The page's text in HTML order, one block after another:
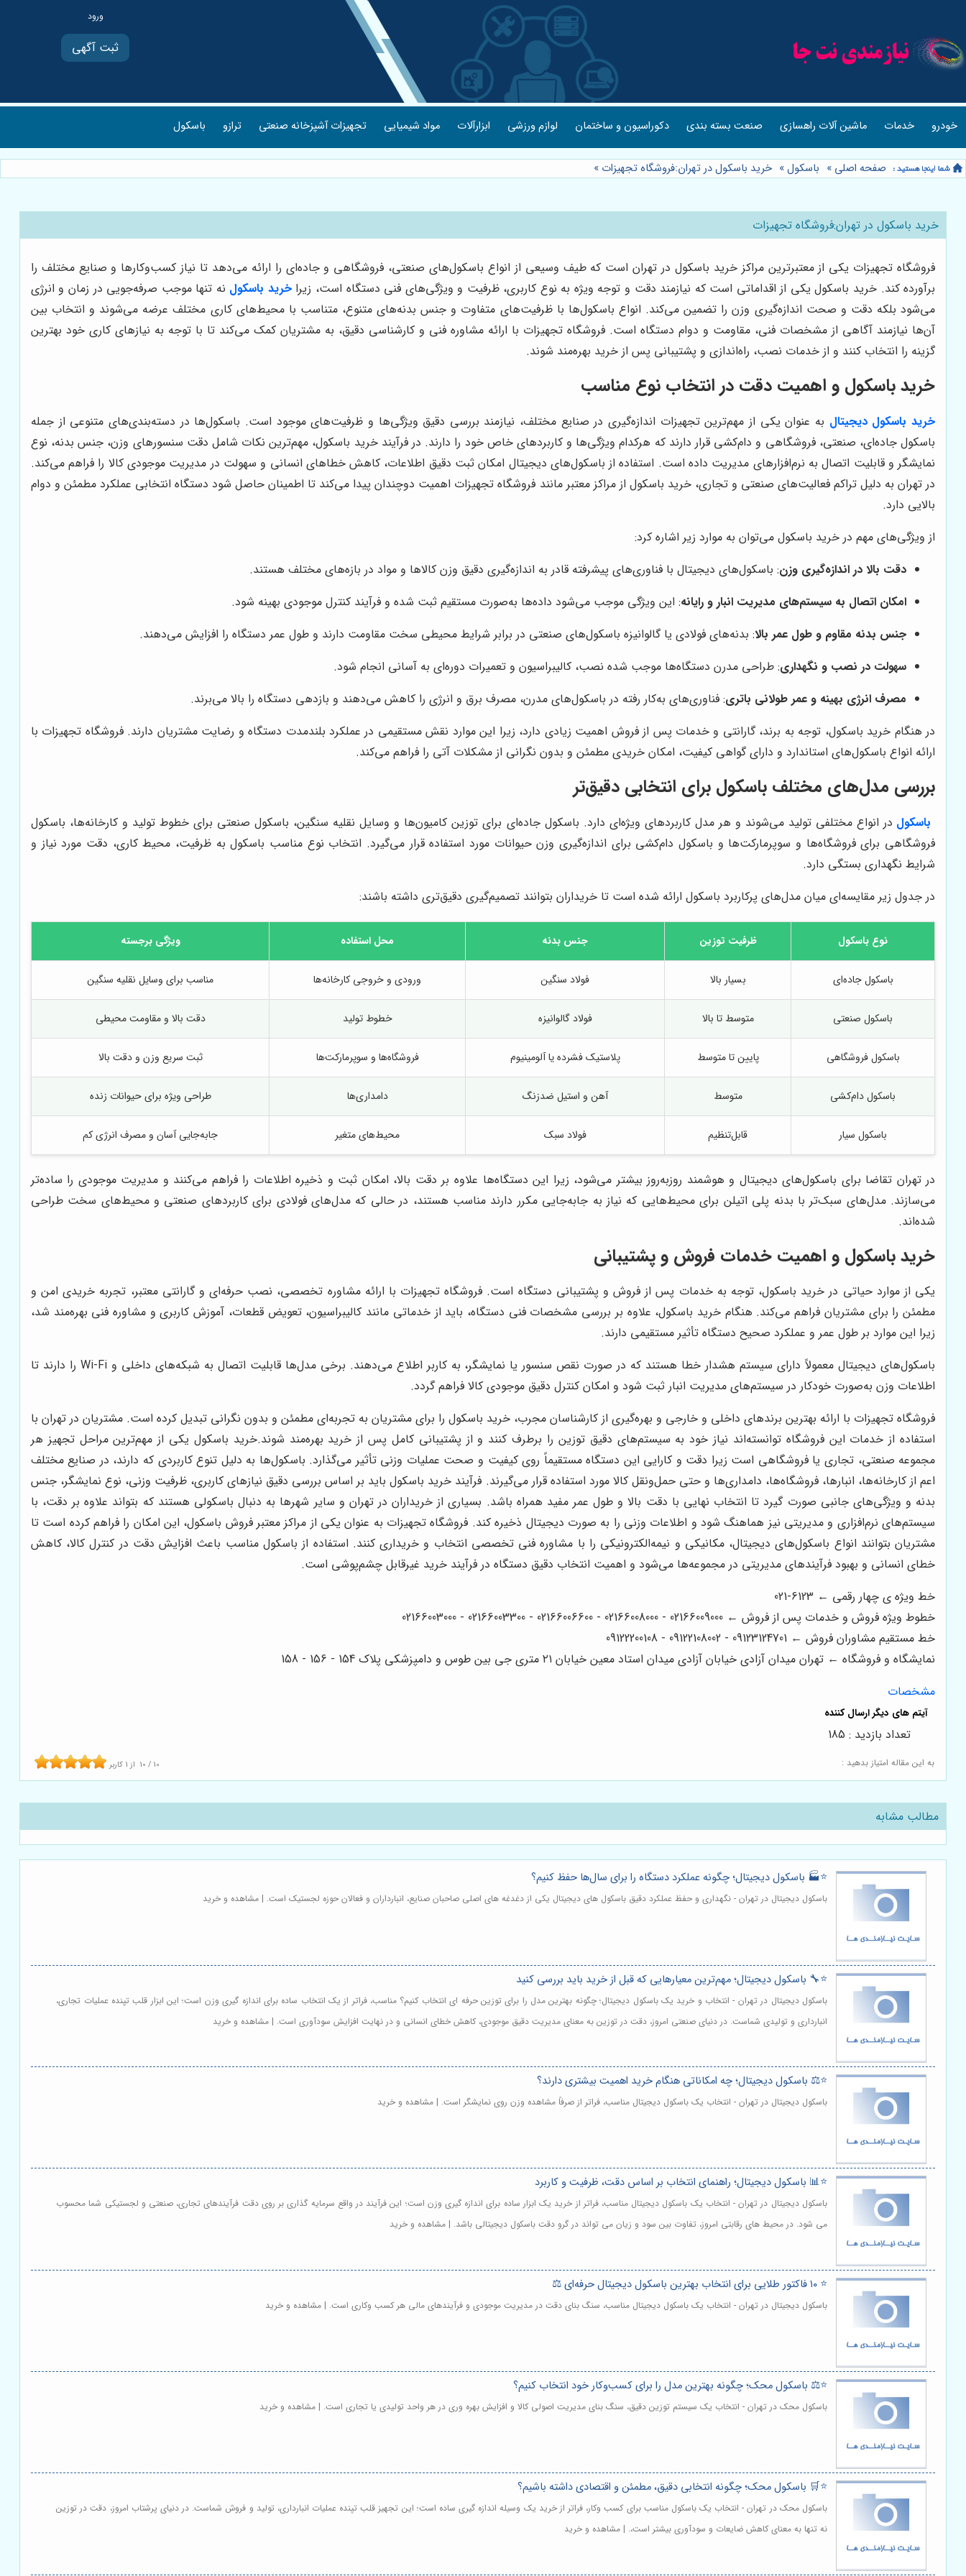
ثبت آگهی
خودرو خدمات ماشین آلات راهسازی صنعت بسته بندی دکوراسیون و ساختمان لوازم ورزشی ابزارآلات مواد شیمیایی تجهیزات آشپزخانه صنعتی ترازو باسکول
صفحه اصلی » باسکول» خرید باسکول در تهران:فروشگاه تجهیزات »
خرید باسکول در تهران:فروشگاه تجهیزات
فروشگاه تجهیزات یکی از معتبرترین مراکز خرید باسکول در تهران است که طیف وسیعی از انواع باسکول‌های صنعتی، فروشگاهی و جاده‌ای را ارائه می‌دهد تا نیاز کسب‌وکارها و صنایع مختلف را
برآورده کند. خرید باسکول یکی از اقداماتی است که نیازمند دقت و توجه ویژه به نوع کاربری، ظرفیت و ویژگی‌های فنی دستگاه است، زیراخرید باسکول نه تنها موجب صرفه‌جویی در زمان و انرژی
می‌شود بلکه دقت و صحت اندازه‌گیری وزن را تضمین می‌کند. انواع باسکول‌ها با ظرفیت‌های متفاوت و جنس بدنه‌های متنوع، متناسب با محیط‌های کاری مختلف عرضه می‌شوند و انتخاب بین
آن‌ها نیازمند آگاهی از مشخصات فنی، مقاومت و دوام دستگاه است. فروشگاه تجهیزات با ارائه مشاوره فنی و کارشناسی دقیق، به مشتریان کمک می‌کند تا با توجه به نیازهای کاری خود بهترین
گزینه را انتخاب کنند و از خدمات نصب، راه‌اندازی و پشتیبانی پس از خرید بهره‌مند شوند.
خرید باسکول و اهمیت دقت در انتخاب نوع مناسب
خرید باسکول دیجیتال به عنوان یکی از مهم‌ترین تجهیزات اندازه‌گیری در صنایع مختلف، نیازمند بررسی دقیق ویژگی‌ها و ظرفیت‌های موجود است. باسکول‌ها در دسته‌بندی‌های متنوعی از جمله
باسکول جاده‌ای، صنعتی، فروشگاهی و دام‌کشی قرار دارند که هرکدام ویژگی‌ها و کاربردهای خاص خود را دارند. در فرآیند خرید باسکول، مهم‌ترین نکات شامل دقت سنسورهای وزن، جنس بدنه، نوع
نمایشگر و قابلیت اتصال به نرم‌افزارهای مدیریت داده است. استفاده از باسکول‌های دیجیتال امکان ثبت دقیق اطلاعات، کاهش خطاهای انسانی و سهولت در مدیریت موجودی کالا را فراهم می‌کند.
در تهران به دلیل تراکم فعالیت‌های صنعتی و تجاری، خرید باسکول از مراکز معتبر مانند فروشگاه تجهیزات اهمیت دوچندان پیدا می‌کند تا اطمینان حاصل شود دستگاه انتخابی عملکرد مطمئن و دوام
بالایی دارد.
از ویژگی‌های مهم در خرید باسکول می‌توان به موارد زیر اشاره کرد:
دقت بالا در اندازه‌گیری وزن: باسکول‌های دیجیتال با فناوری‌های پیشرفته قادر به اندازه‌گیری دقیق وزن کالاها و مواد در بازه‌های مختلف هستند.
امکان اتصال به سیستم‌های مدیریت انبار و رایانه: این ویژگی موجب می‌شود داده‌ها به‌صورت مستقیم ثبت شده و فرآیند کنترل موجودی بهینه شود.
جنس بدنه مقاوم و طول عمر بالا: بدنه‌های فولادی یا گالوانیزه باسکول‌های صنعتی در برابر شرایط محیطی سخت مقاومت دارند و طول عمر دستگاه را افزایش می‌دهند.
سهولت در نصب و نگهداری: طراحی مدرن دستگاه‌ها موجب شده نصب، کالیبراسیون و تعمیرات دوره‌ای به آسانی انجام شود.
مصرف انرژی بهینه و عمر طولانی باتری: فناوری‌های به‌کار رفته در باسکول‌های مدرن، مصرف برق و انرژی را کاهش می‌دهند و بازدهی دستگاه را بالا می‌برند.
در هنگام خرید باسکول، توجه به برند، گارانتی و خدمات پس از فروش اهمیت زیادی دارد، زیرا این موارد نقش مستقیمی در عملکرد بلندمدت دستگاه و رضایت مشتریان دارند. فروشگاه تجهیزات با
ارائه انواع باسکول‌های استاندارد و دارای گواهی کیفیت، امکان خریدی مطمئن و بدون نگرانی از مشکلات آتی را فراهم می‌کند.
بررسی مدل‌های مختلف باسکول برای انتخابی دقیق‌تر
باسکول در انواع مختلفی تولید می‌شوند و هر مدل کاربردهای ویژه‌ای دارد. باسکول جاده‌ای برای توزین کامیون‌ها و وسایل نقلیه سنگین، باسکول صنعتی برای خطوط تولید و کارخانه‌ها، باسکول
فروشگاهی برای فروشگاه‌ها و سوپرمارکت‌ها و باسکول دام‌کشی برای اندازه‌گیری وزن حیوانات مورد استفاده قرار می‌گیرد. انتخاب نوع مناسب باسکول به ظرفیت، محیط کاری، دقت مورد نیاز و
شرایط نگهداری بستگی دارد.
در جدول زیر مقایسه‌ای میان مدل‌های پرکاربرد باسکول ارائه شده است تا خریداران بتوانند تصمیم‌گیری دقیق‌تری داشته باشند:
نوع باسکول ظرفیت توزین جنس بدنه محل استفاده ویژگی برجسته
باسکول جاده‌ای بسیار بالا فولاد سنگین ورودی و خروجی کارخانه‌ها مناسب برای وسایل نقلیه سنگین
باسکول صنعتی متوسط تا بالا فولاد گالوانیزه خطوط تولید دقت بالا و مقاومت محیطی
باسکول فروشگاهی پایین تا متوسط پلاستیک فشرده یا آلومینیوم فروشگاه‌ها و سوپرمارکت‌ها ثبت سریع وزن و دقت بالا
باسکول دام‌کشی متوسط آهن و استیل ضدزنگ دامداری‌ها طراحی ویژه برای حیوانات زنده
باسکول سیار قابل‌تنظیم فولاد سبک محیط‌های متغیر جابه‌جایی آسان و مصرف انرژی کم
در تهران تقاضا برای باسکول‌های دیجیتال و هوشمند روزبه‌روز بیشتر می‌شود، زیرا این دستگاه‌ها علاوه بر دقت بالا، امکان ثبت و ذخیره اطلاعات را فراهم می‌کنند و مدیریت موجودی را ساده‌تر
می‌سازند. مدل‌های سبک‌تر با بدنه پلی اتیلن برای محیط‌هایی که نیاز به جابه‌جایی مکرر دارند مناسب هستند، در حالی که مدل‌های فولادی برای کاربردهای صنعتی و محیط‌های سخت طراحی
شده‌اند.
خرید باسکول و اهمیت خدمات فروش و پشتیبانی
یکی از موارد حیاتی در خرید باسکول، توجه به خدمات پس از فروش و پشتیبانی دستگاه است. فروشگاه تجهیزات با ارائه مشاوره تخصصی، نصب حرفه‌ای و گارانتی معتبر، تجربه خریدی امن و
مطمئن را برای مشتریان فراهم می‌کند. هنگام خرید باسکول، علاوه بر بررسی مشخصات فنی دستگاه، باید از خدماتی مانند کالیبراسیون، تعویض قطعات، آموزش کاربری و مشاوره فنی بهره‌مند شد،
زیرا این موارد بر طول عمر و عملکرد صحیح دستگاه تأثیر مستقیمی دارند.
باسکول‌های دیجیتال معمولاً دارای سیستم هشدار خطا هستند که در صورت نقص سنسور یا نمایشگر، به کاربر اطلاع می‌دهند. برخی مدل‌ها قابلیت اتصال به شبکه‌های داخلی و Wi-Fi را دارند تا
اطلاعات وزن به‌صورت خودکار در سیستم‌های مدیریت انبار ثبت شود و امکان کنترل دقیق موجودی کالا فراهم گردد.
فروشگاه تجهیزات با ارائه بهترین برندهای داخلی و خارجی و بهره‌گیری از کارشناسان مجرب، خرید باسکول را برای مشتریان به تجربه‌ای مطمئن و بدون نگرانی تبدیل کرده است. مشتریان در تهران با
استفاده از خدمات این فروشگاه توانسته‌اند نیاز خود به سیستم‌های دقیق توزین را برطرف کنند و از پشتیبانی کامل پس از خرید بهره‌مند شوند.خرید باسکول یکی از مهم‌ترین مراحل تجهیز هر
مجموعه صنعتی، تجاری یا فروشگاهی است زیرا دقت و کارایی این دستگاه مستقیماً روی کیفیت و صحت عملیات وزنی تأثیر می‌گذارد. باسکول‌ها به دلیل تنوع کاربردی که دارند، در صنایع مختلف
اعم از کارخانه‌ها، انبارها، فروشگاه‌ها، دامداری‌ها و حتی حمل‌ونقل کالا مورد استفاده قرار می‌گیرند. فرآیند خرید باسکول باید بر اساس بررسی دقیق نیازهای کاربری، ظرفیت وزنی، نوع نمایشگر، جنس
بدنه و ویژگی‌های جانبی صورت گیرد تا انتخاب نهایی با دقت بالا و طول عمر مفید همراه باشد. بسیاری از خریداران در تهران و سایر شهرها به دنبال باسکولی هستند که بتواند علاوه بر دقت، با
سیستم‌های نرم‌افزاری و مدیریتی نیز هماهنگ شود و اطلاعات وزنی را به صورت دیجیتال ذخیره کند. فروشگاه تجهیزات به عنوان یکی از مراکز معتبر فروش باسکول، این امکان را فراهم کرده است تا
مشتریان بتوانند انواع باسکول‌های دیجیتال، مکانیکی و نیمه‌الکترونیکی را با مشاوره فنی تخصصی انتخاب و خریداری کنند. استفاده از باسکول مناسب باعث افزایش دقت در کنترل کالا، کاهش
خطای انسانی و بهبود فرآیندهای مدیریتی در مجموعه‌ها می‌شود و اهمیت انتخاب دقیق دستگاه در فرآیند خرید غیرقابل چشم‌پوشی است.
خط ویژه ی چهار رقمی ← 6123-021
خطوط ویژه فروش و خدمات پس از فروش ← 02166009000 - 02166008000 - 02166006600 - 02166003300 - 02166003000
خط مستقیم مشاوران فروش ← 09123124701 - 09122108002 - 09122200108
نمایشگاه و فروشگاه ← تهران میدان آزادی خیابان آزادی میدان استاد معین خیابان ۲۱ متری جی بین طوس و دامپزشکی پلاک 154 - 156 - 158
مشخصات
به این مقاله امتیاز بدهید : 10 / 10 از1 کاربر
تعداد بازدید : 185
مطالب مشابه
⭐️🏭 باسکول دیجیتال؛ چگونه عملکرد دستگاه را برای سال‌ها حفظ کنیم؟
باسکول دیجیتال در تهران - نگهداری و حفظ عملکرد دقیق باسکول های دیجیتال یکی از دغدغه های اصلی صاحبان صنایع، انبارداران و فعالان حوزه لجستیک است. | مشاهده و خرید
⭐️🔧 باسکول دیجیتال؛ مهم‌ترین معیارهایی که قبل از خرید باید بررسی کنید
باسکول دیجیتال در تهران - انتخاب و خرید یک باسکول دیجیتال؛ چگونه بهترین مدل را برای توزین حرفه ای انتخاب کنیم؟ مناسب، فراتر از یک انتخاب ساده برای اندازه گیری وزن است؛ این ابزار قلب تپنده عملیات تجاری،
انبارداری و تولیدی شماست. در دنیای صنعتی امروز، دقت در توزین به معنای مدیریت دقیق موجودی، کاهش خطای انسانی و در نهایت افزایش سودآوری است. | مشاهده و خرید
⭐️⚖️ باسکول دیجیتال؛ چه امکاناتی هنگام خرید اهمیت بیشتری دارند؟
باسکول دیجیتال در تهران - انتخاب یک باسکول دیجیتال مناسب، فراتر از صرفاً مشاهده وزن روی نمایشگر است. | مشاهده و خرید
⭐️📊 باسکول دیجیتال؛ راهنمای انتخاب بر اساس دقت، ظرفیت و کاربرد
باسکول دیجیتال در تهران - انتخاب یک باسکول دیجیتال مناسب، فراتر از خرید یک ابزار ساده برای اندازه گیری وزن است؛ این فرآیند در واقع سرمایه گذاری بر روی دقت فرآیندهای تجاری، صنعتی و لجستیکی شما محسوب
می شود. در محیط های رقابتی امروز، تفاوت بین سود و زیان می تواند در گرو دقت باسکول دیجیتالی باشد. | مشاهده و خرید
⭐️ ۱۰ فاکتور طلایی برای انتخاب بهترین باسکول دیجیتال حرفه‌ای ⚖️
باسکول دیجیتال در تهران - انتخاب یک باسکول دیجیتال مناسب، سنگ بنای دقت در مدیریت موجودی و فرآیندهای مالی هر کسب وکاری است. | مشاهده و خرید
⭐️⚖️ باسکول محک؛ چگونه بهترین مدل را برای کسب‌وکار خود انتخاب کنیم؟
باسکول محک در تهران - انتخاب یک سیستم توزین دقیق، سنگ بنای مدیریت اصولی کالا و افزایش بهره وری در هر واحد تولیدی یا تجاری است. | مشاهده و خرید
⭐️🛒 باسکول محک؛ چگونه انتخابی دقیق، مطمئن و اقتصادی داشته باشیم؟
باسکول محک در تهران - انتخاب یک باسکول مناسب برای کسب وکار، فراتر از خرید یک وسیله اندازه گیری ساده است؛ این تجهیز قلب تپنده عملیات انبارداری، تولید و فروش شماست. در دنیای پرشتاب امروز، دقت در توزین
نه تنها به معنای کاهش ضایعات و سودآوری بیشتر است،. | مشاهده و خرید